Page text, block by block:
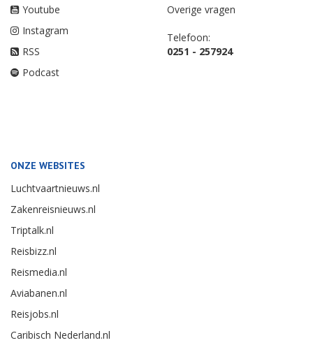
Youtube
Instagram
RSS
Podcast
Overige vragen
Telefoon:
0251 - 257924
ONZE WEBSITES
Luchtvaartnieuws.nl
Zakenreisnieuws.nl
Triptalk.nl
Reisbizz.nl
Reismedia.nl
Aviabanen.nl
Reisjobs.nl
Caribisch Nederland.nl